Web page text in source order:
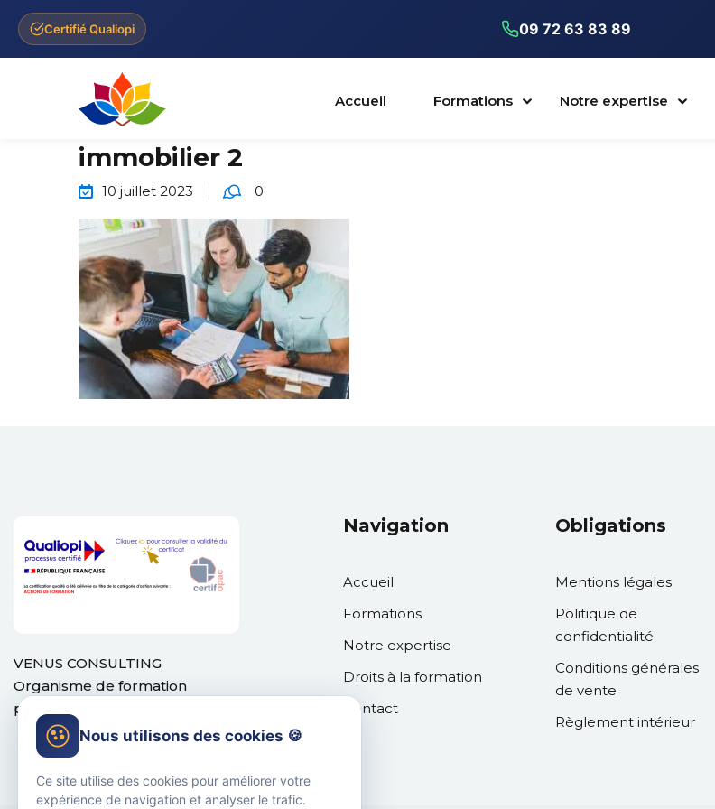
Certifié Qualiopi 09 72 63 83 89
Accueil Formations Notre expertise
immobilier 2
10 juillet 2023 0
VENUS CONSULTING
Organisme de formation
professionnelle.
Navigation
Accueil
Formations
Notre expertise
Droits à la formation
Contact
Obligations
Mentions légales
Politique de
confidentialité
Conditions générales
de vente
Règlement intérieur
Nous utilisons des cookies 🍪
Ce site utilise des cookies pour améliorer votre
expérience de navigation et analyser le trafic.